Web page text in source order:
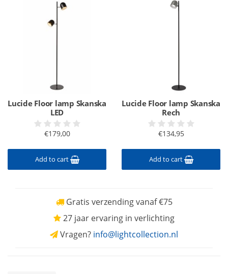
Lucide Floor lamp Skanska
LED
€179,00
Add to cart
Lucide Floor lamp Skanska
Rech
€134,95
Add to cart
Gratis verzending vanaf €75
27 jaar ervaring in verlichting
Vragen? info@lightcollection.nl